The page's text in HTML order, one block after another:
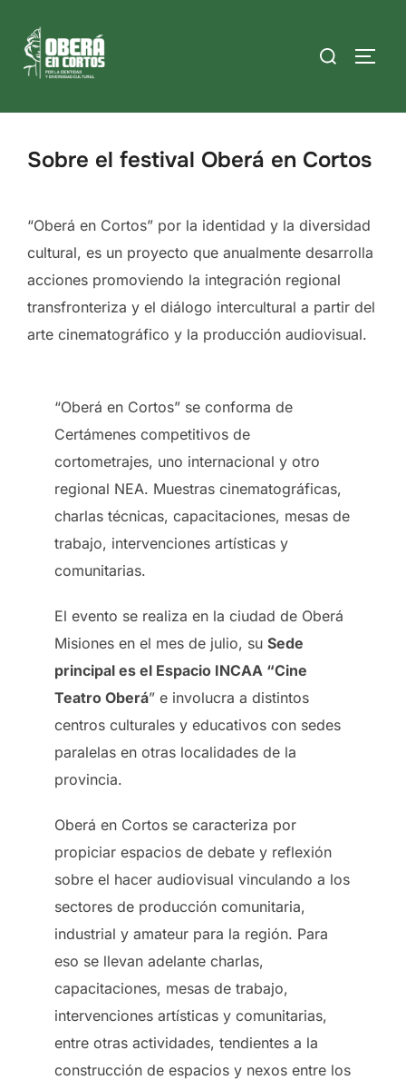
content
Search
Sobre el festival Oberá en Cortos
“Oberá en Cortos” por la identidad y la diversidad
cultural, es un proyecto que anualmente desarrolla
acciones promoviendo la integración regional
transfronteriza y el diálogo intercultural a partir del
arte cinematográfico y la producción audiovisual.
“Oberá en Cortos” se conforma de
Certámenes competitivos de
cortometrajes, uno internacional y otro
regional NEA. Muestras cinematográficas,
charlas técnicas, capacitaciones, mesas de
trabajo, intervenciones artísticas y
comunitarias.
El evento se realiza en la ciudad de Oberá
Misiones en el mes de julio, su Sede
principal es el Espacio INCAA “Cine
Teatro Oberá” e involucra a distintos
centros culturales y educativos con sedes
paralelas en otras localidades de la
provincia.
Oberá en Cortos se caracteriza por
propiciar espacios de debate y reflexión
sobre el hacer audiovisual vinculando a los
sectores de producción comunitaria,
industrial y amateur para la región. Para
eso se llevan adelante charlas,
capacitaciones, mesas de trabajo,
intervenciones artísticas y comunitarias,
entre otras actividades, tendientes a la
construcción de espacios y nexos entre los